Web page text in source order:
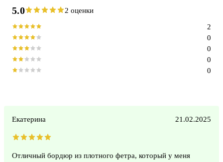
5.0 2 оценки
0
0
0
0
2
Екатерина 21.02.2025
Отличный бордюр из плотного фетра, который у меня